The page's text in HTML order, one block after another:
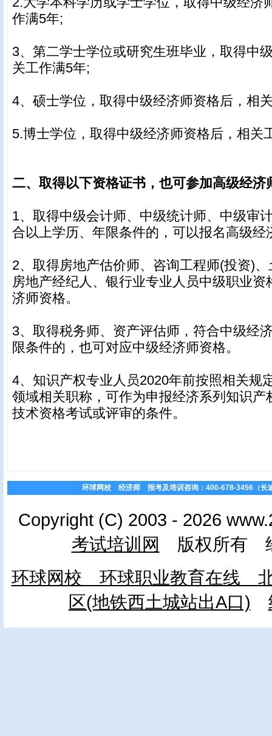
作满5年;
3、第二学士学位或研究生班毕业，取得中
关工作满5年;
4、硕士学位，取得中级经济师资格后，相
5.博士学位，取得中级经济师资格后，相关
二、取得以下资格证书，也可参加高级经济
1、取得中级会计师、中级统计师、中级审
合以上学历、年限条件的，可以报名高级经
2、取得房地产估价师、咨询工程师(投资)
房地产经纪人、银行业专业人员中级职业资
济师资格。
3、取得税务师、资产评估师，符合中级经
限条件的，也可对应中级经济师资格。
4、知识产权专业人员2020年前按照相关规
领域相关职称，可作为申报经济系列知识产
技术资格考试或评审的条件。
环球网校 经济师 报考及培训咨询：400-678-3456（长
Copyright (C) 2003 - 2026
考试培训网
版权所有
环球网校 环球职业教育在线 北
区(地铁西土城站出A口)